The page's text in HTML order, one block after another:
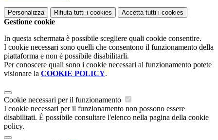
Personalizza Rifiuta tutti i cookies Accetta tutti i cookies
Gestione cookie
In questa schermata è possibile scegliere quali cookie consentire.
I cookie necessari sono quelli che consentono il funzionamento della
piattaforma e non è possibile disabilitarli.
Per conoscere quali sono i cookie necessari al funzionamento potete
visionare la COOKIE POLICY.
Cookie necessari per il funzionamento
I cookie necessari per il funzionamento non possono essere
disabilitati. È possibile consultare l'elenco nella pagina della cookie
policy.